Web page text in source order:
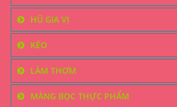
HŨ GIA VỊ
KÉO
LÀM THƠM
MÀNG BỌC THỰC PHẨM